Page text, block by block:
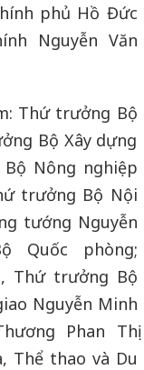
phủ Hồ Đức
Nguyễn Văn
Thứ trưởng Bộ
Bộ Xây dựng
Nông nghiệp
trưởng Bộ Nội
tướng Nguyễn
Quốc phòng;
Thứ trưởng Bộ
Nguyễn Minh
Phan Thị
Thể thao và Du